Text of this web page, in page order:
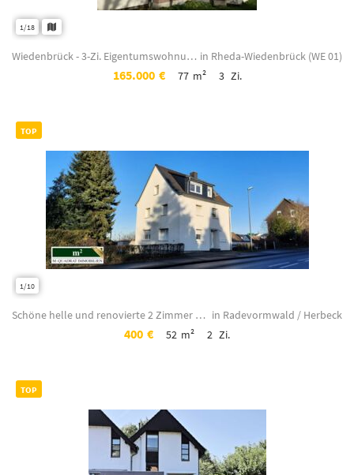
1/18
Wiedenbrück - 3-Zi. Eigentumswohnung - 77 m² in attraktiver Lage (WE 01) / SOFOR... in Rheda-Wiedenbrück (WE 01)
165.000 € 77 m² 3 Zi.
TOP
1/10
Schöne helle und renovierte 2 Zimmer Dachgeschosswohnung in Radevormwald-Herbeck... in Radevormwald / Herbeck
400 € 52 m² 2 Zi.
TOP